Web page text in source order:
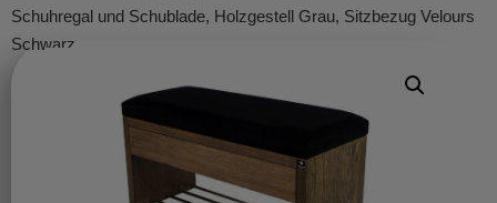
Schuhregal und Schublade, Holzgestell Grau, Sitzbezug Velours
Schwarz